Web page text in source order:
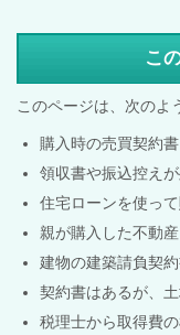
こ
このページは、次のよ
購入時の売買契約
領収書や振込控え
住宅ローンを使っ
親が購入した不動
建物の建築請負契
契約書はあるが、
税理士から取得費